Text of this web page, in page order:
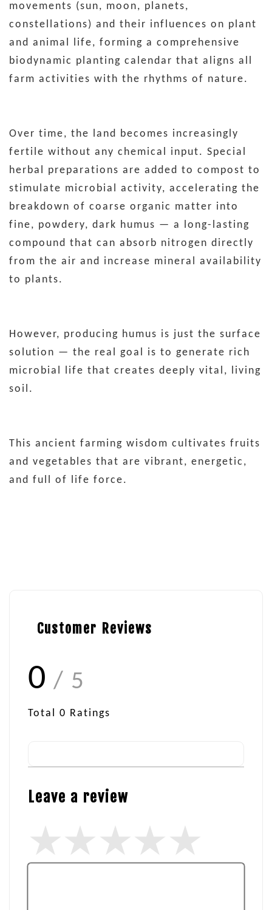
movements (sun, moon, planets,
constellations) and their influences on plant
and animal life, forming a comprehensive
biodynamic planting calendar that aligns all
farm activities with the rhythms of nature.
Over time, the land becomes increasingly
fertile without any chemical input. Special
herbal preparations are added to compost to
stimulate microbial activity, accelerating the
breakdown of coarse organic matter into
fine, powdery, dark humus — a long-lasting
compound that can absorb nitrogen directly
from the air and increase mineral availability
to plants.
However, producing humus is just the surface
solution — the real goal is to generate rich
microbial life that creates deeply vital, living
soil.
This ancient farming wisdom cultivates fruits
and vegetables that are vibrant, energetic,
and full of life force.
Customer Reviews
0 / 5
Total 0 Ratings
Leave a review